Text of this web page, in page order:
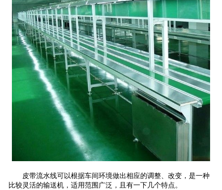
皮带流水线可以根据车间环境做出相应的调整、改变，是一种
比较灵活的输送机，适用范围广泛，且有一下几个特点。